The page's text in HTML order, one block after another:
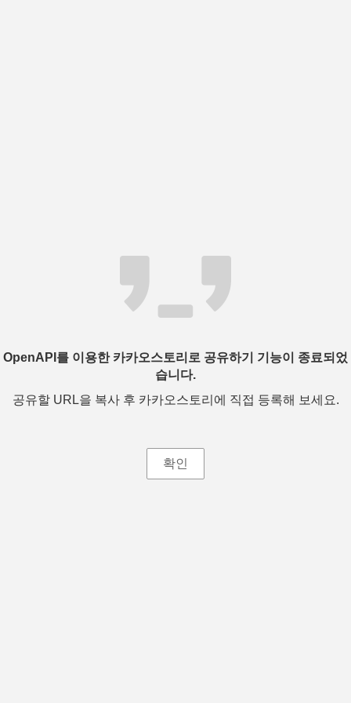
OpenAPI를 이용한 카카오스토리로 공유하기 기능이 종료되었
습니다.
공유할 URL을 복사 후 카카오스토리에 직접 등록해 보세요.
확인